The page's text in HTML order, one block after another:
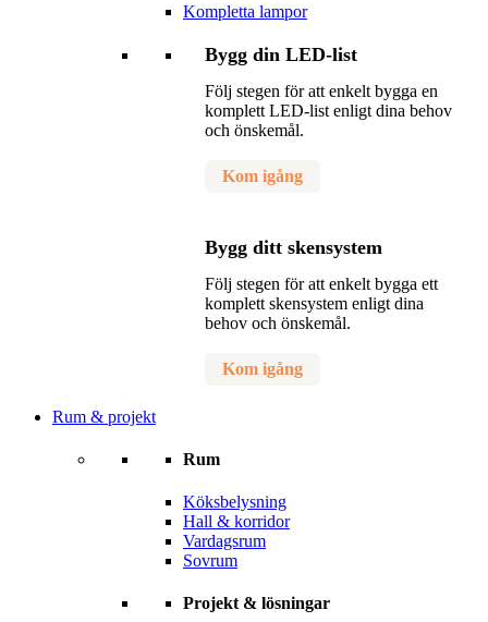
Kompletta lampor
Bygg din LED-list
Följ stegen för att enkelt bygga en
komplett LED-list enligt dina behov
och önskemål.
Kom igång
Bygg ditt skensystem
Följ stegen för att enkelt bygga ett
komplett skensystem enligt dina
behov och önskemål.
Kom igång
Rum & projekt
Rum
Köksbelysning
Hall & korridor
Vardagsrum
Sovrum
Projekt & lösningar